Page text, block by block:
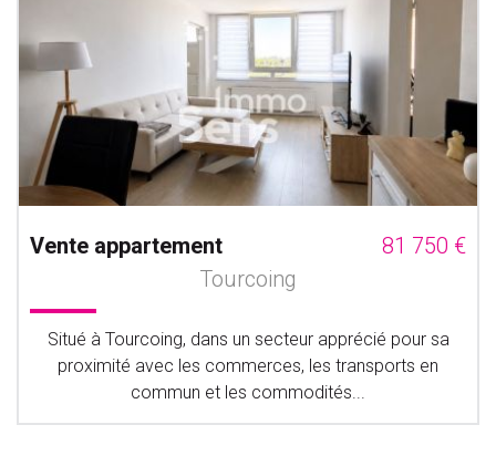
Vente appartement
81 750 €
Tourcoing
Situé à Tourcoing, dans un secteur apprécié pour sa
proximité avec les commerces, les transports en
commun et les commodités...